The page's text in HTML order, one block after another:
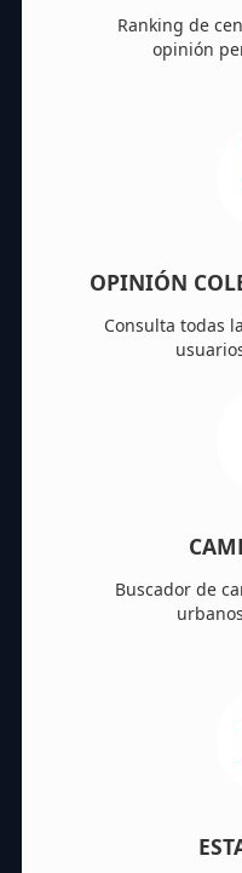
Ranking de
opinión
OPINIÓN
Consulta todas
Buscador de